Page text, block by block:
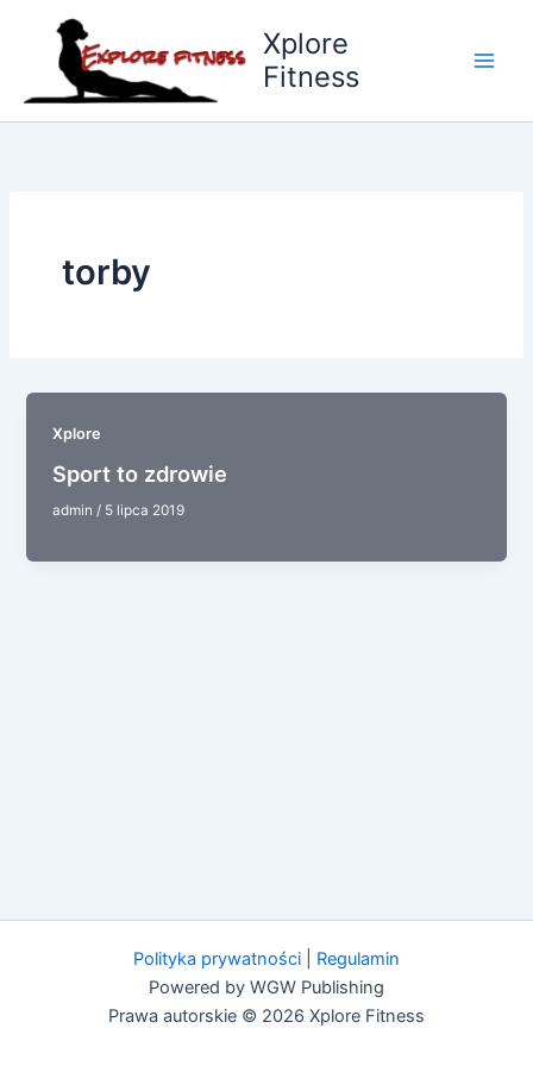
Xplore
Fitness
torby
Xplore
Sport to zdrowie
admin/ 5 lipca 2019
Polityka prywatności
Regulamin
Powered by WGW Publishing
Prawa autorskie © 2026 Xplore Fitness